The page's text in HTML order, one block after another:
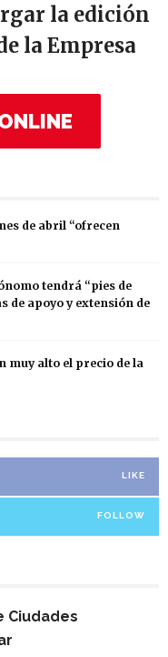
la edición
la Empresa
de abril “ofrecen
tendrá “pies de
de apoyo y extensión de
muy alto el precio de la
LIKE
FOLLOW
Ciudades